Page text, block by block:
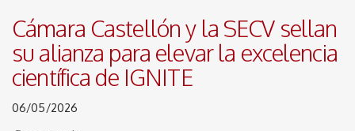
Cámara Castellón y la SECV sellan
su alianza para elevar la excelencia
científica de IGNITE
06/05/2026